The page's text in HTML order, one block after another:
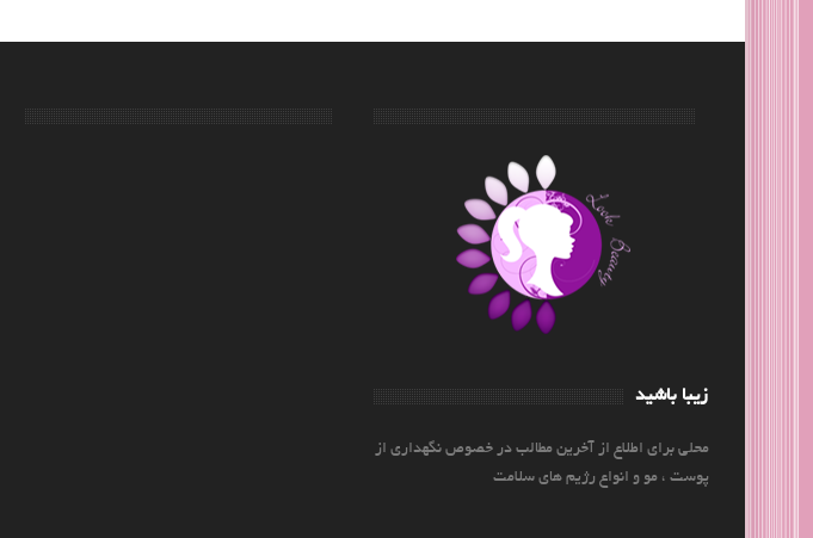
زیبا باشید
محلی برای اطلاع از آخرین مطالب در خصوص نگهداری از
پوست ، مو و انواع رژیم های سلامت